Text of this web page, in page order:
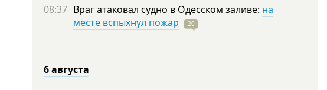
08:37 Враг атаковал судно в Одесском заливе: на
месте вспыхнул пожар
20
6 августа